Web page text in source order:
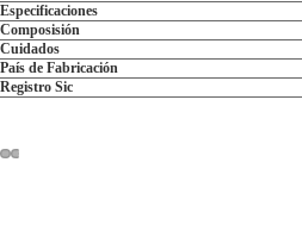
Especificaciones
Composisión
Cuidados
País de Fabricación
Registro Sic